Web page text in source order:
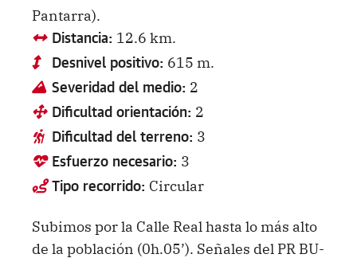
Pantarra).
Distancia: 12.6 km.
Desnivel positivo: 615 m.
Severidad del medio: 2
Dificultad orientación: 2
Dificultad del terreno: 3
Esfuerzo necesario: 3
Tipo recorrido: Circular
Subimos por la Calle Real hasta lo más alto
de la población (0h.05’). Señales del PR BU-